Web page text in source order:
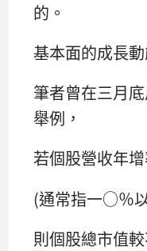
的。
基本面的成長
筆者曾在三月
舉例，
若個股營收年
(通常指一○％
則個股總市值